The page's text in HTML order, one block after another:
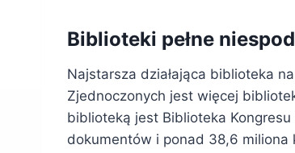
Biblioteki pełne
Najstarsza działająca biblioteka
Zjednoczonych jest więcej
biblioteką jest Biblioteka
dokumentów i ponad 38,6 miliona